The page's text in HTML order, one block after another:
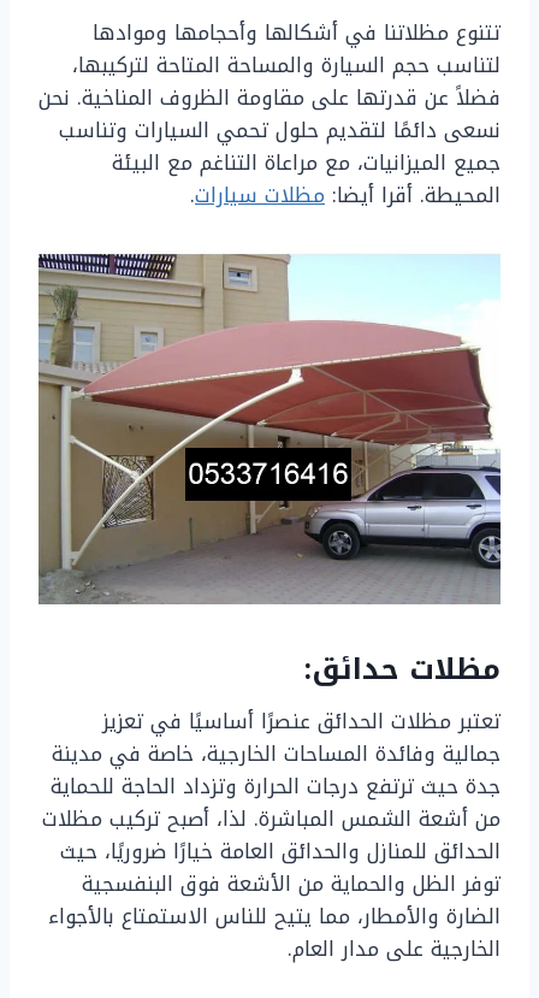
تتنوع مظلاتنا في أشكالها وأحجامها وموادها
لتناسب حجم السيارة والمساحة المتاحة لتركيبها،
فضلاً عن قدرتها على مقاومة الظروف المناخية. نحن
نسعى دائمًا لتقديم حلول تحمي السيارات وتناسب
جميع الميزانيات، مع مراعاة التناغم مع البيئة
المحيطة. أقرا أيضا: مظلات سيارات.
مظلات حدائق:
تعتبر مظلات الحدائق عنصرًا أساسيًا في تعزيز
جمالية وفائدة المساحات الخارجية، خاصة في مدينة
جدة حيث ترتفع درجات الحرارة وتزداد الحاجة للحماية
من أشعة الشمس المباشرة. لذا، أصبح تركيب مظلات
الحدائق للمنازل والحدائق العامة خيارًا ضروريًا، حيث
توفر الظل والحماية من الأشعة فوق البنفسجية
الضارة والأمطار، مما يتيح للناس الاستمتاع بالأجواء
الخارجية على مدار العام.